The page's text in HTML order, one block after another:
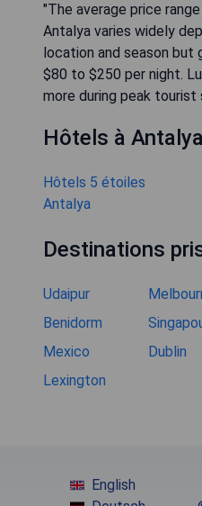
"The average price
Antalya varies widely
location and season
$80 to $250 per night.
more during peak tourist
Hôtels à Antalya
Hôtels 5 étoiles
Antalya
Destinations
Udaipur
Benidorm
Mexico
Dublin
Lexington
English